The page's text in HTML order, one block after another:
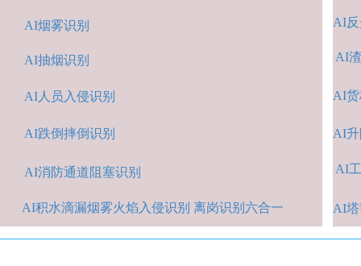
AI人 员入侵识别
AI消防通道阻塞识别
AI抽烟识别
AI跌倒摔倒识别
AI积水滴漏烟雾火焰入侵识别 离岗识别六合一
AI烟雾识别
AI
AI
AI
AI货
AI反
AI